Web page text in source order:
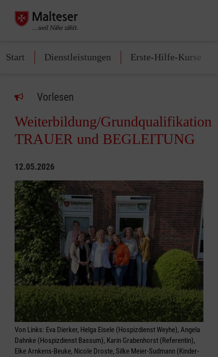
Start Dienstleistungen Erste-Hilfe-Kurse
Vorlesen
Weiterbildung/Grundqualifikation
TRAUER und BEGLEITUNG
12.05.2026
Von Links: Eva Dierker, Helga Eisele (Hospizdienst Weyhe), Angela
Dahnke (Hospizdienst Bassum), Karin Grabenhorst (Referentin),
Elke Arnkens-Beuke, Nicole Droste, Silke Meier-Sudmann (Kinder-